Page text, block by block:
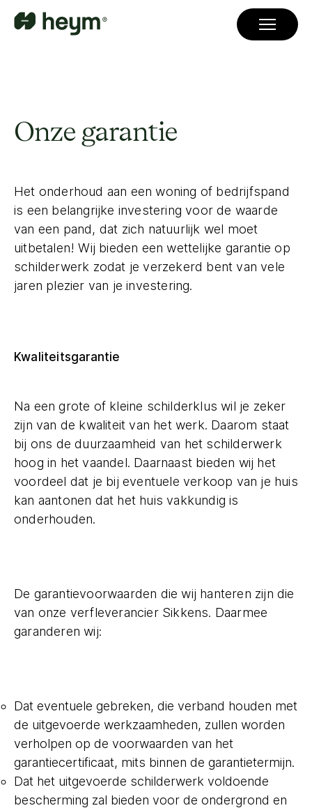
Onze garantie
Het onderhoud aan een woning of bedrijfspand
is een belangrijke investering voor de waarde
van een pand, dat zich natuurlijk wel moet
uitbetalen! Wij bieden een wettelijke garantie op
schilderwerk zodat je verzekerd bent van vele
jaren plezier van je investering.
Kwaliteitsgarantie
Na een grote of kleine schilderklus wil je zeker
zijn van de kwaliteit van het werk. Daarom staat
bij ons de duurzaamheid van het schilderwerk
hoog in het vaandel. Daarnaast bieden wij het
voordeel dat je bij eventuele verkoop van je huis
kan aantonen dat het huis vakkundig is
onderhouden.
De garantievoorwaarden die wij hanteren zijn die
van onze verfleverancier Sikkens. Daarmee
garanderen wij:
Dat eventuele gebreken, die verband houden met
de uitgevoerde werkzaamheden, zullen worden
verholpen op de voorwaarden van het
garantiecertificaat, mits binnen de garantietermijn.
Dat het uitgevoerde schilderwerk voldoende
bescherming zal bieden voor de ondergrond en